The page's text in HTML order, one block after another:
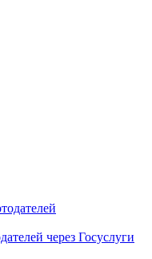
через Госуслуги